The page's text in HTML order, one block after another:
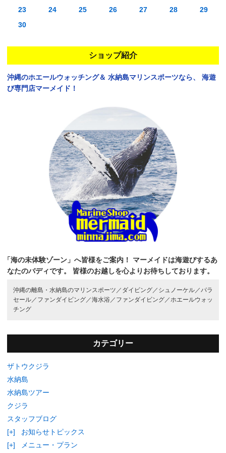
23 24 25 26 27 28
29
30
ショップ紹介
沖縄のホエールウォッチング＆ 水納島マリンスポーツなら、
海遊
び専門店マーメイド！
「海の未体験ゾーン」へ皆様をご案内！
マーメイドは海遊びするあ
なたのバディです。
皆様のお越しを心よりお待ちしております。
沖縄の離島・水納島のマリンスポーツ／ ダイビング／ シュノーケル／ パラ
セール／ ファンダイビング／海水浴／ ファンダイビング／ ホエールウォッ
チング
カテゴリー
ザトウクジラ
水納島
水納島ツアー
クジラ
スタッフブログ
[+]
お知らせトピックス
[+]
メニュー・プラン